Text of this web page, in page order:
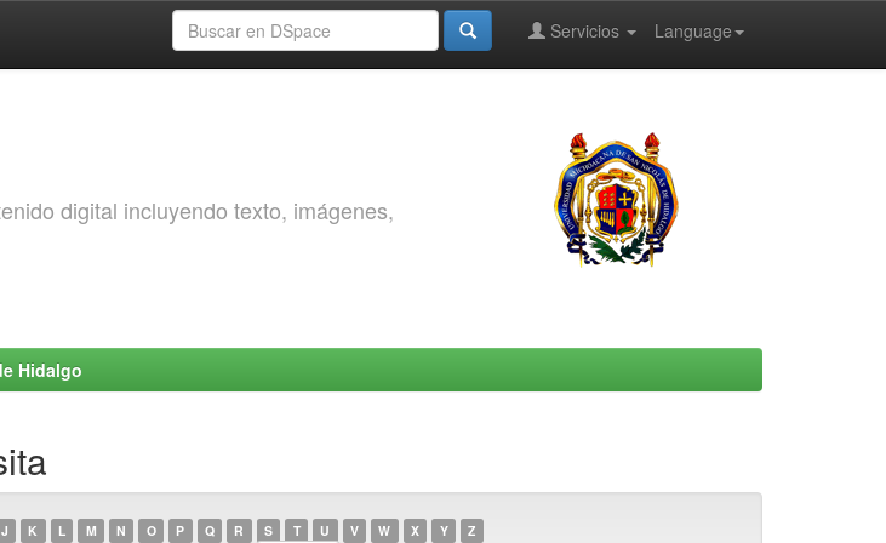
Language
Servicios
digital incluyendo texto, imágenes,
Hidalgo
J K L M N O P Q R S T U V W X Y Z